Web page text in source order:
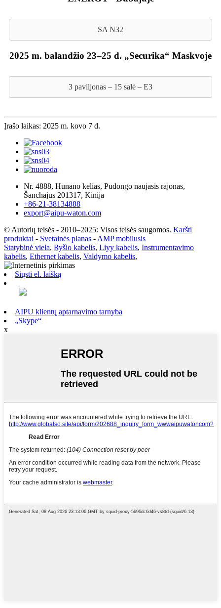
SA N32
2025 m. balandžio 23–25 d. „Securika“ Maskvoje
3 paviljonas – 15 salė – E3
Įrašo laikas: 2025 m. kovo 7 d.
Nr. 4888, Hunano kelias, Pudongo naujasis rajonas,
Šanchajus 201317, Kinija
+86-21-38134888
export@aipu-waton.com
© Autorių teisės - 2010–2025: Visos teisės saugomos. Karšti
produktai - Svetainės planas - AMP mobilusis
Statybinė viela, Ryšio kabelis, Liyy kabelis, Instrumentavimo
kabelis, Ethernet kabelis, Valdymo kabelis,
Siųsti el. laišką
AIPU klientų aptarnavimo tarnyba
„Skype“
x